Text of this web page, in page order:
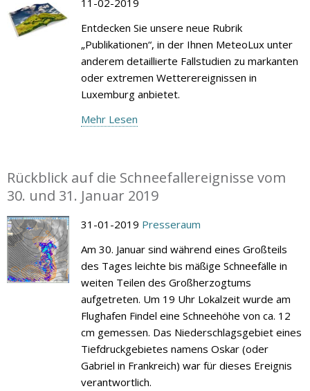
Entdecken Sie unsere neue Rubrik
„Publikationen“, in der Ihnen MeteoLux unter
anderem detaillierte Fallstudien zu markanten
oder extremen Wetterereignissen in
Luxemburg anbietet.
Mehr Lesen
Rückblick auf die Schneefallereignisse vom
30. und 31. Januar 2019
31-01-2019 Presseraum
Am 30. Januar sind während eines Großteils
des Tages leichte bis mäßige Schneefälle in
weiten Teilen des Großherzogtums
aufgetreten. Um 19 Uhr Lokalzeit wurde am
Flughafen Findel eine Schneehöhe von ca. 12
cm gemessen. Das Niederschlagsgebiet eines
Tiefdruckgebietes namens Oskar (oder
Gabriel in Frankreich) war für dieses Ereignis
verantwortlich.